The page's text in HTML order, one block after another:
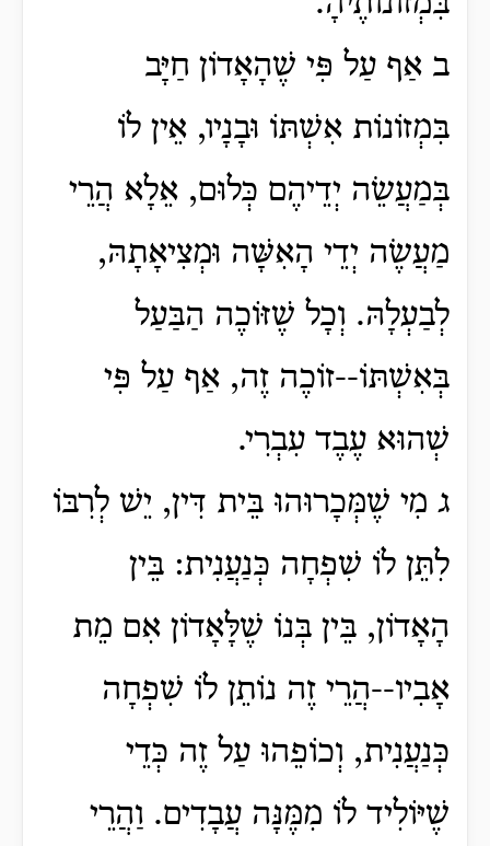
ב אַף עַל פִּי שֶׁהָאָדוֹן חַיָּב
בִּמְזוֹנוֹת אִשְׁתּוֹ וּבָנָיו, אֵין לוֹ
בְּמַעֲשֵׂה יְדֵיהֶם כְּלוּם, אֵלָא הֲרֵי
מַעֲשֶׂה יְדֵי הָאִשָּׁה וּמְצִיאָתָהּ,
לְבַעְלָהּ. וְכָל שֶׁזּוֹכֶה הַבַּעַל
בְּאִשְׁתּוֹ--זוֹכֶה זֶה, אַף עַל פִּי
שְׁהוּא עֶבֶד עִבְרִי.
ג מִי שֶׁמְּכָרוּהוּ בֵּית דִּין, יֵשׁ לְרִבּוֹ
לִתֵּן לוֹ שִׁפְחָה כְּנַעֲנִית: בֵּין
הָאָדוֹן, בֵּין בְּנוֹ שֶׁלָּאָדוֹן אִם מֵת
אָבִיו--הֲרֵי זֶה נוֹתֵן לוֹ שִׁפְחָה
כְּנַעֲנִית, וְכוֹפֵהוּ עַל זֶה כְּדֵי
שֶׁיּוֹלִיד לוֹ מִמֶּנָּה עֲבָדִים. וַהֲרֵי